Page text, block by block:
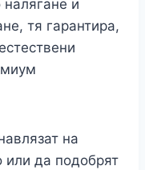
и
тя гарантира,
на
или да подобрят